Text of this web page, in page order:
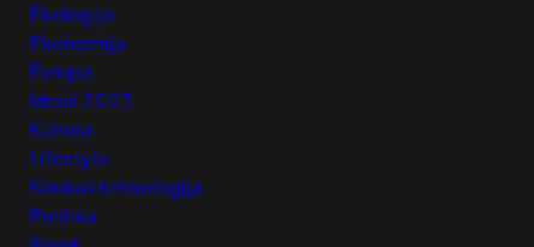
Ekologija
Ekonomija
Evropa
Izbori 2023
Kultura
Lifestyle
Nauka i tehnologija
Politika